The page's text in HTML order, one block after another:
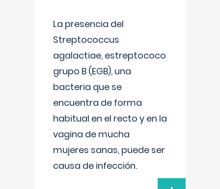
La presencia del
Streptococcus
agalactiae, estreptococo
grupo B (EGB), una
bacteria que se
encuentra de forma
habitual en el recto y en la
vagina de mucha
mujeres sanas, puede ser
causa de infección.